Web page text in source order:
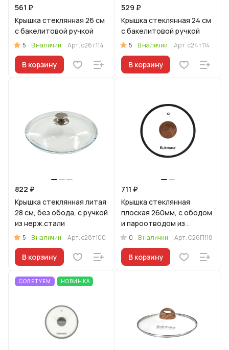
561 ₽
Крышка стеклянная 26 см
с бакелитовой ручкой
5 В наличии Арт.с26т114
В корзину
529 ₽
Крышка стеклянная 24 см
с бакелитовой ручкой
5 В наличии Арт.с24т114
В корзину
822 ₽
Крышка стеклянная литая
28 см, без обода, с ручкой
из нерж.стали
5 В наличии Арт.с28т100
В корзину
711 ₽
Крышка стеклянная
плоская 260мм, с ободом
и пароотводом из
силикона и бакелитовой
ручкой софт-тач цв
0 В наличии Арт.С26П118
В корзину
СОВЕТУЕМ НОВИНКА